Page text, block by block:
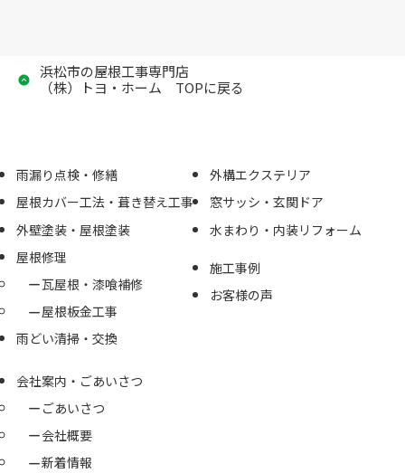
浜松市の屋根工事専門店
（株）トヨ・ホーム TOPに戻る
雨漏り点検・修繕
屋根カバー工法・葺き替え工事
外壁塗装・屋根塗装
屋根修理
瓦屋根・漆喰補修
屋根板金工事
雨どい清掃・交換
外構エクステリア
窓サッシ・玄関ドア
水まわり・内装リフォーム
施工事例
お客様の声
会社案内・ごあいさつ
ごあいさつ
会社概要
新着情報